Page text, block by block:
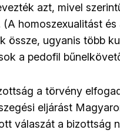
azt, mivel
(A homoszexualitást
össze, ugyanis több
a pedofil
a törvény
eljárást
válaszát a bizottság